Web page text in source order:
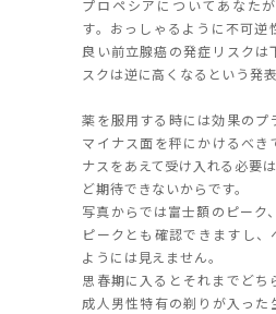
プロペシアについてあなた
す。おっしゃるように不可
良い前立腺癌の発症リスクは
スクは逆に高くなるという発
薬を服用する時には効果のプ
マイナス面を秤にかけるべき
ナスをあえて受け入れる必要
ど期待できないからです。
写真からでは富士額のピーク
ピークとも確認できますし、
ようには見えません。
思春期に入るとそれまでど
成人男性特有の剃りが入った